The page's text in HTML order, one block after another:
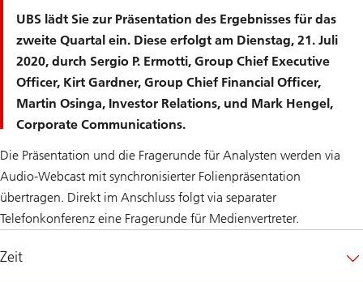
UBS lädt Sie zur Präsentation des Ergebnisses für das
zweite Quartal ein. Diese erfolgt am Dienstag, 21. Juli
2020, durch Sergio P. Ermotti, Group Chief Executive
Officer, Kirt Gardner, Group Chief Financial Officer,
Martin Osinga, Investor Relations, und Mark Hengel,
Corporate Communications.
Die Präsentation und die Fragerunde für Analysten werden via
Audio-Webcast mit synchronisierter Folienpräsentation
übertragen. Direkt im Anschluss folgt via separater
Telefonkonferenz eine Fragerunde für Medienvertreter.
Zeit